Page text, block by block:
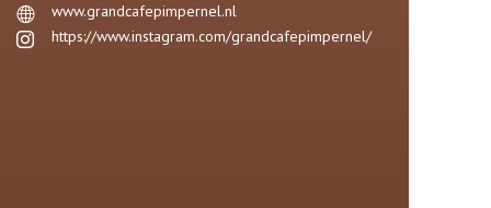
www.grandcafepimpernel.nl
https://www.instagram.com/grandcafepimpernel/